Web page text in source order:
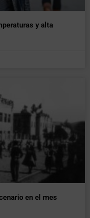
y alta
en el mes